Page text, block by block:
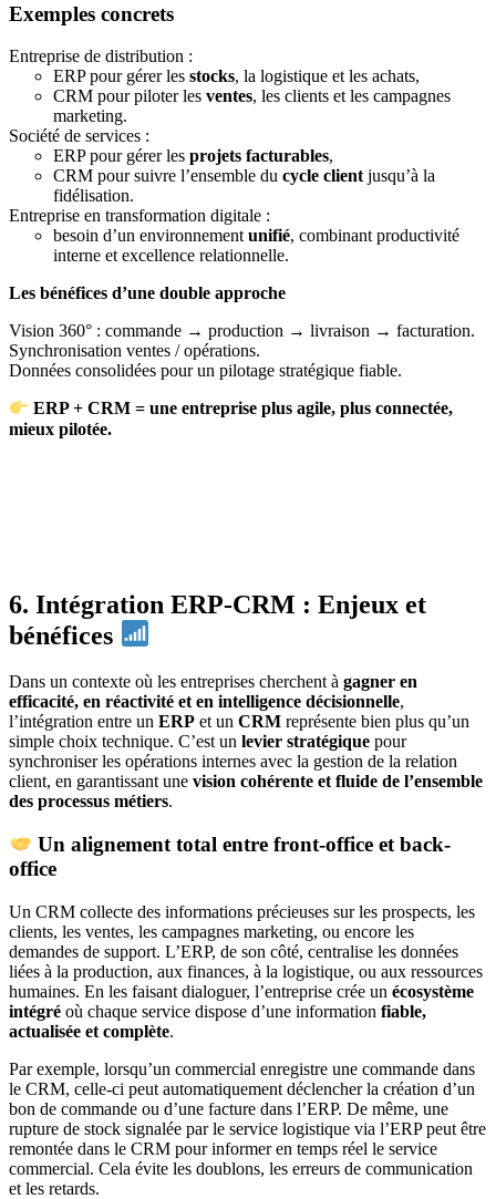
Exemples concrets
Entreprise de distribution :
ERP pour gérer les stocks, la logistique et les achats,
CRM pour piloter les ventes, les clients et les campagnes
marketing.
Société de services :
ERP pour gérer les projets facturables,
CRM pour suivre l’ensemble du cycle client jusqu’à la
fidélisation.
Entreprise en transformation digitale :
besoin d’un environnement unifié, combinant productivité
interne et excellence relationnelle.
Les bénéfices d’une double approche
Vision 360° : commande → production → livraison → facturation.
Synchronisation ventes / opérations.
Données consolidées pour un pilotage stratégique fiable.
ERP + CRM = une entreprise plus agile, plus connectée,
mieux pilotée.
6. Intégration ERP-CRM : Enjeux et
bénéfices
Dans un contexte où les entreprises cherchent à gagner en
efficacité, en réactivité et en intelligence décisionnelle,
l’intégration entre un ERP et un CRM représente bien plus qu’un
simple choix technique. C’est un levier stratégique pour
synchroniser les opérations internes avec la gestion de la relation
client, en garantissant une vision cohérente et fluide de l’ensemble
des processus métiers.
Un alignement total entre front-office et back-
office
Un CRM collecte des informations précieuses sur les prospects, les
clients, les ventes, les campagnes marketing, ou encore les
demandes de support. L’ERP, de son côté, centralise les données
liées à la production, aux finances, à la logistique, ou aux ressources
humaines. En les faisant dialoguer, l’entreprise crée un écosystème
intégré où chaque service dispose d’une information fiable,
actualisée et complète.
Par exemple, lorsqu’un commercial enregistre une commande dans
le CRM, celle-ci peut automatiquement déclencher la création d’un
bon de commande ou d’une facture dans l’ERP. De même, une
rupture de stock signalée par le service logistique via l’ERP peut être
remontée dans le CRM pour informer en temps réel le service
commercial. Cela évite les doublons, les erreurs de communication
et les retards.